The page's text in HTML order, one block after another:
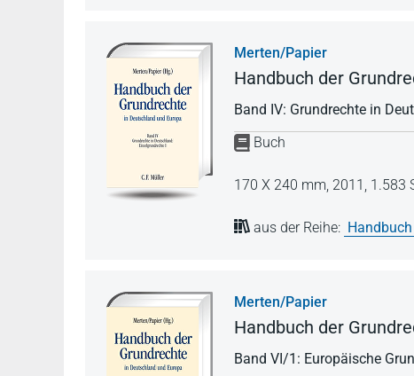
Merten/Papier
Handbuch der
Band IV: Grundrechte in
Buch
170 X 240 mm, 2011, 1.583
aus der Reihe:
Merten/Papier
Handbuch der
Band VI/1: Europäische